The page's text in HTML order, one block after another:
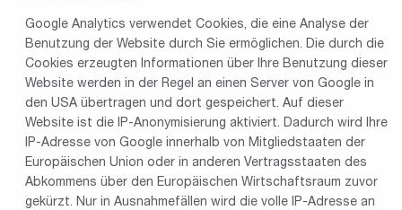
Google Analytics verwendet Cookies, die eine Analyse der
Benutzung der Website durch Sie ermöglichen. Die durch die
Cookies erzeugten Informationen über Ihre Benutzung dieser
Website werden in der Regel an einen Server von Google in
den USA übertragen und dort gespeichert. Auf dieser
Website ist die IP-Anonymisierung aktiviert. Dadurch wird Ihre
IP-Adresse von Google innerhalb von Mitgliedstaaten der
Europäischen Union oder in anderen Vertragsstaaten des
Abkommens über den Europäischen Wirtschaftsraum zuvor
gekürzt. Nur in Ausnahmefällen wird die volle IP-Adresse an